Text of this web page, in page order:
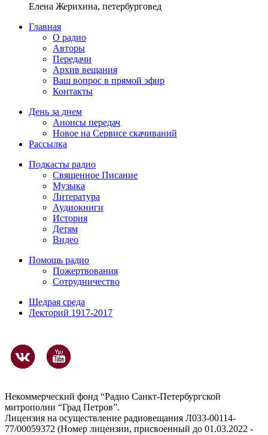
Елена Жерихина, петербурговед
Главная
О радио
Авторы
Передачи
Архив вещания
Ваш вопрос в прямой эфир
Контакты
День за днем
Анонсы передач
Новое на Сервисе скачиваний
Рассылка
Подкасты радио
Священное Писание
Музыка
Литература
Аудиокниги
История
Детям
Видео
Помощь радио
Пожертвования
Сотрудничество
Щедрая среда
Лекторий 1917-2017
Некоммерческий фонд “Радио Санкт-Петербургской
митрополии “Град Петров”.
Лицензия на осуществление радиовещания Л033-00114-
77/00059372 (Номер лицензии, присвоенный до 01.03.2022 -